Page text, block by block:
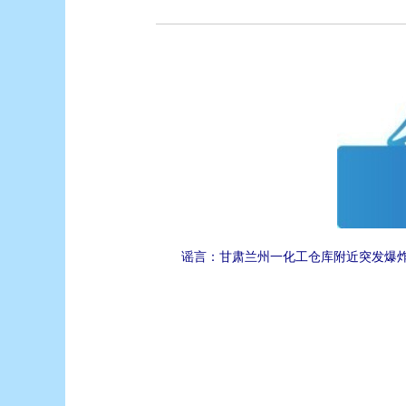
谣言：甘肃兰州一化工仓库附近突发爆